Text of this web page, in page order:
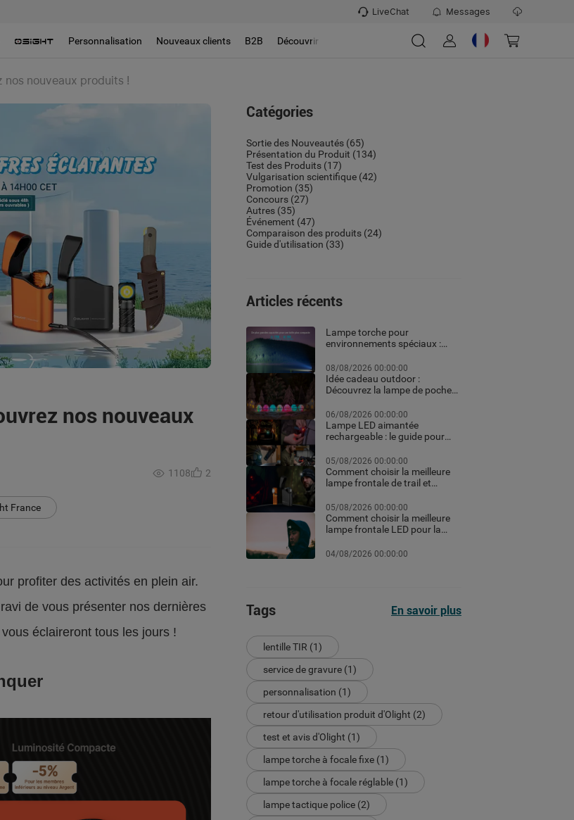
LiveChat Messages
Personnalisation Nouveaux clients B2B Découvrir
nos nouveaux produits !
nos nouveaux
France
1108 2
profiter des activités en plein air.
de vous présenter nos dernières
éclaireront tous les jours !
Catégories
Sortie des Nouveautés (65)
Présentation du Produit (134)
Test des Produits (17)
Vulgarisation scientifique (42)
Promotion (35)
Concours (27)
Autres (35)
Événement (47)
Comparaison des produits (24)
Guide d'utilisation (33)
Articles récents
Lampe torche pour
environnements spéciaux :
professionnels extrêmes
08/08/2026 00:00:00
Idée cadeau outdoor :
Découvrez la lampe de poche
équipements high-tech pour
Noël
06/08/2026 00:00:00
Lampe LED aimantée
rechargeable : le guide pour
05/08/2026 00:00:00
Comment choisir la meilleure
lampe frontale de trail et
nuit
05/08/2026 00:00:00
Comment choisir la meilleure
lampe frontale LED pour la
04/08/2026 00:00:00
Tags En savoir plus
lentille TIR (1)
service de gravure (1)
personnalisation (1)
retour d'utilisation produit d'Olight (2)
test et avis d'Olight (1)
lampe torche à focale fixe (1)
lampe torche à focale réglable (1)
lampe tactique police (2)